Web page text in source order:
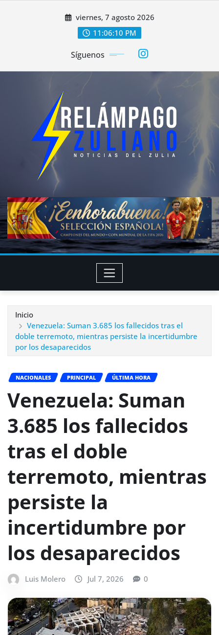
viernes, 7 agosto 2026
11:06:12 PM
Síguenos
Inicio
Venezuela: Suman 3.685 los fallecidos tras el
doble terremoto, mientras persiste la incertidumbre
por los desaparecidos
NACIONALES PRINCIPAL ÚLTIMA HORA
Venezuela: Suman
3.685 los fallecidos
tras el doble
terremoto, mientras
persiste la
incertidumbre por
los desaparecidos
Luis Molero Jul 7, 2026 0